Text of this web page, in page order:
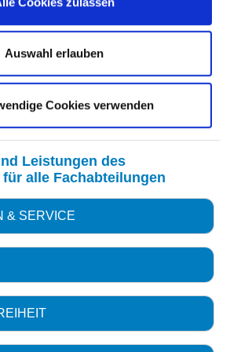
Auswahl erlauben
Cookies verwenden
Leistungen des
alle Fachabteilungen
& SERVICE